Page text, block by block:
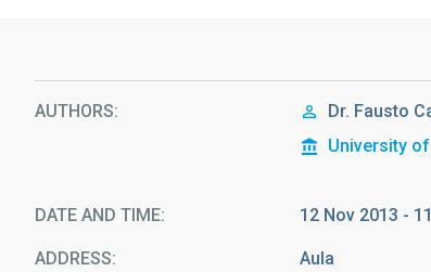
AUTHORS Dr. Fausto
University
DATE AND TIME 12 Nov 2013 -
ADDRESS Aula